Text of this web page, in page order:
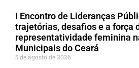
I Encontro de Lideranças
trajetórias, desafios e a força
representatividade feminina
Municipais do Ceará
5 de agosto de 2026